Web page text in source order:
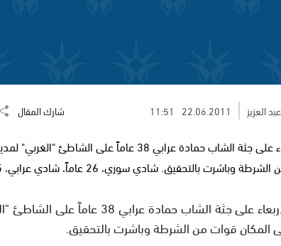
العزيز 22.06.2011
11:51 شارك المقال
عثرت الشرطة صباح اليوم الأربعاء على جثة الشاب حمادة
عثرت الشرطة صباح اليوم الأربعاء على
المكان قوات من الشرطة وباشرت بالتحقيق.